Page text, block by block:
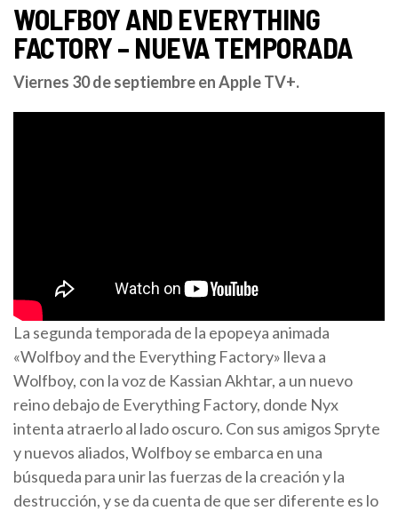
WOLFBOY AND EVERYTHING
FACTORY – NUEVA TEMPORADA
Viernes 30 de septiembre en Apple TV+.
La segunda temporada de la epopeya animada
«Wolfboy and the Everything Factory» lleva a
Wolfboy, con la voz de Kassian Akhtar, a un nuevo
reino debajo de Everything Factory, donde Nyx
intenta atraerlo al lado oscuro. Con sus amigos Spryte
y nuevos aliados, Wolfboy se embarca en una
búsqueda para unir las fuerzas de la creación y la
destrucción, y se da cuenta de que ser diferente es lo